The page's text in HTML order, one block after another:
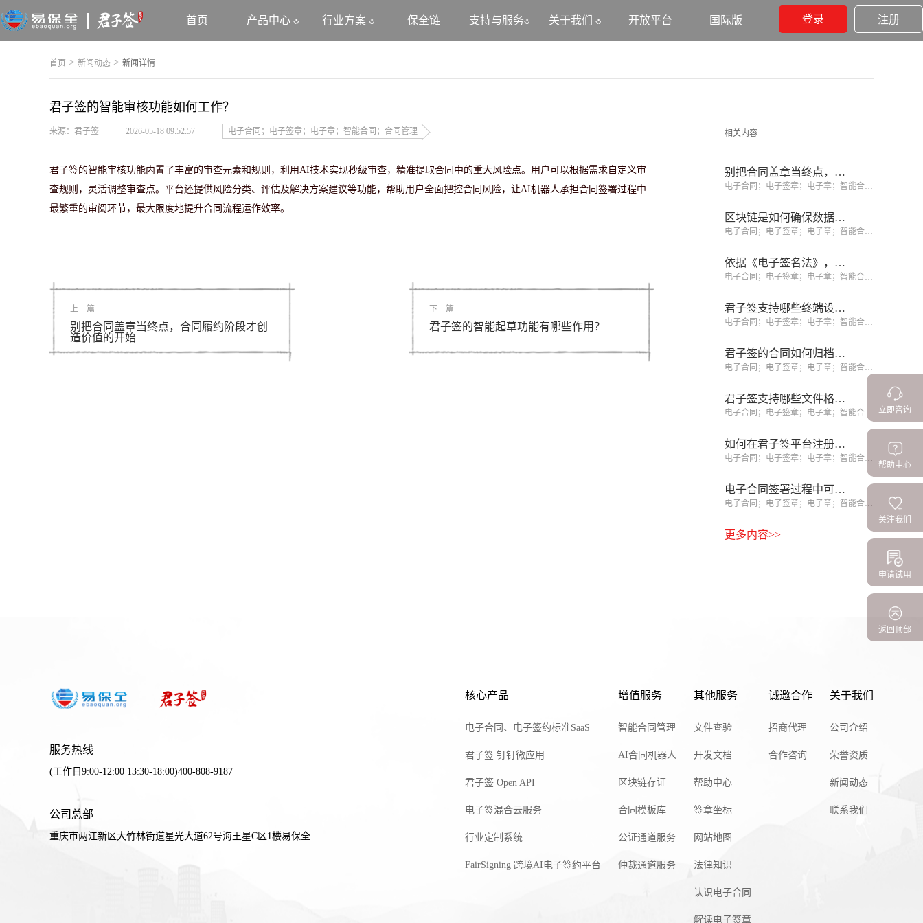
首页 产品中心 行业方案 保全链 支持与服务 关于我们 开放平台 国际版 登录 注册
首页 > 新闻动态 > 新闻详情
君子签的智能审核功能如何工作？
来源：君子签 2026-05-18 09:52:57 电子合同；电子签章；电子章；智能合同；合同管理
君子签的智能审核功能内置了丰富的审查元素和规则，利用AI技术实现秒级审查，精准提取合同中的重大风险点。用户可以根据需求自定义审
查规则，灵活调整审查点。平台还提供风险分类、评估及解决方案建议等功能，帮助用户全面把控合同风险，让AI机器人承担合同签署过程中
最繁重的审阅环节，最大限度地提升合同流程运作效率。
上一篇
别把合同盖章当终点，合同履约阶段才创
造价值的开始
下一篇
君子签的智能起草功能有哪些作用？
相关内容
别把合同盖章当终点，合同履约阶段才创造价值的开始
电子合同；电子签章；电子章；智能合同；合同管理
区块链是如何确保数据不可篡改的？
电子合同；电子签章；电子章；智能合同；合同管理
依据《电子签名法》，如何识别可靠电子签名、规避签约风险？
电子合同；电子签章；电子章；智能合同；合同管理
君子签支持哪些终端设备签署？
电子合同；电子签章；电子章；智能合同；合同管理
君子签的合同如何归档和查询？
电子合同；电子签章；电子章；智能合同；合同管理
君子签支持哪些文件格式？
电子合同；电子签章；电子章；智能合同；合同管理
如何在君子签平台注册企业账号？
电子合同；电子签章；电子章；智能合同；合同管理
电子合同签署过程中可以修改吗？
电子合同；电子签章；电子章；智能合同；合同管理
更多内容>>
立即咨询
帮助中心
关注我们
申请试用
返回顶部
服务热线
(工作日9:00-12:00 13:30-18:00)400-808-9187
公司总部
重庆市两江新区大竹林街道星光大道62号海王星C区1楼易保全
核心产品
电子合同、电子签约标准SaaS
君子签 钉钉微应用
君子签 Open API
电子签混合云服务
行业定制系统
FairSigning 跨境AI电子签约平台
增值服务
智能合同管理
AI合同机器人
区块链存证
合同模板库
公证通道服务
仲裁通道服务
其他服务
文件查验
开发文档
帮助中心
签章坐标
网站地图
法律知识
认识电子合同
解读电子签章
诚邀合作
招商代理
合作咨询
关于我们
公司介绍
荣誉资质
新闻动态
联系我们